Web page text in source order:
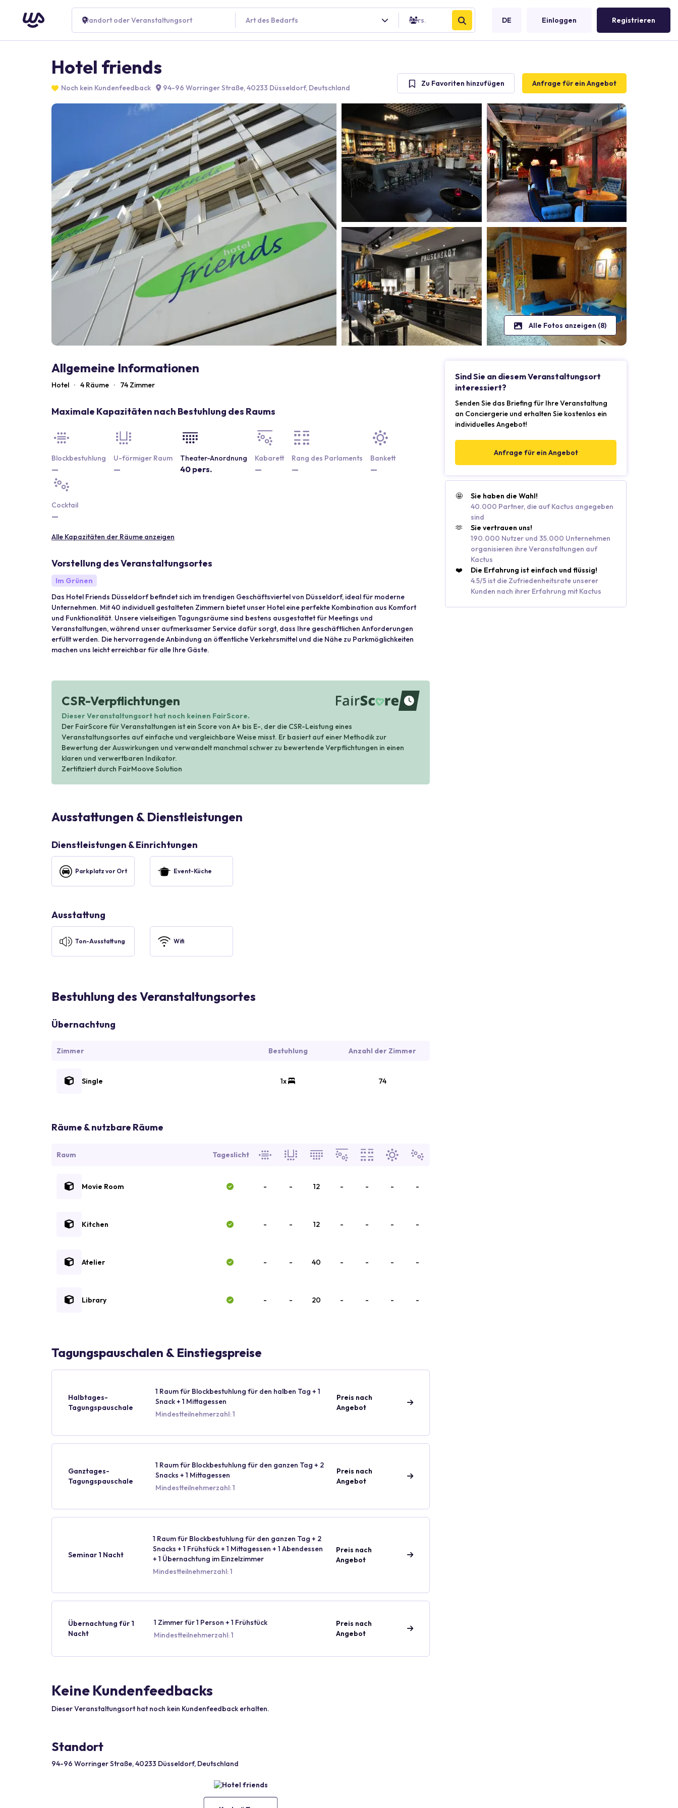
Standort oder Veranstaltungsort Art des Bedarfs Pers. DE Einloggen Registrieren
Hotel friends
Noch kein Kundenfeedback 94-96 Worringer Straße, 40233 Düsseldorf, Deutschland Zu Favoriten hinzufügen Anfrage für ein Angebot
Alle Fotos anzeigen (8)
Allgemeine Informationen
Hotel · 4 Räume · 74 Zimmer
Maximale Kapazitäten nach Bestuhlung des Raums
Blockbestuhlung
—
U-förmiger Raum
—
Theater-Anordnung
40 pers.
Kabarett
—
Rang des Parlaments
—
Bankett
—
Cocktail
—
Alle Kapazitäten der Räume anzeigen
Vorstellung des Veranstaltungsortes
Im Grünen
Das Hotel Friends Düsseldorf befindet sich im trendigen Geschäftsviertel von Düsseldorf, ideal für moderne
Unternehmen. Mit 40 individuell gestalteten Zimmern bietet unser Hotel eine perfekte Kombination aus Komfort
und Funktionalität. Unsere vielseitigen Tagungsräume sind bestens ausgestattet für Meetings und
Veranstaltungen, während unser aufmerksamer Service dafür sorgt, dass Ihre geschäftlichen Anforderungen
erfüllt werden. Die hervorragende Anbindung an öffentliche Verkehrsmittel und die Nähe zu Parkmöglichkeiten
machen uns leicht erreichbar für alle Ihre Gäste.
CSR-Verpflichtungen
waiting
Dieser Veranstaltungsort hat noch keinen FairScore.
Der FairScore für Veranstaltungen ist ein Score von A+ bis E-, der die CSR-Leistung eines
Veranstaltungsortes auf einfache und vergleichbare Weise misst. Er basiert auf einer Methodik zur
Bewertung der Auswirkungen und verwandelt manchmal schwer zu bewertende Verpflichtungen in einen
klaren und verwertbaren Indikator.
Zertifiziert durch FairMoove Solution
Ausstattungen & Dienstleistungen
Dienstleistungen & Einrichtungen
Parkplatz vor Ort Event-Küche
Ausstattung
Ton-Ausstattung Wifi
Bestuhlung des Veranstaltungsortes
Übernachtung
Zimmer Bestuhlung Anzahl der Zimmer
Single 1x 74
Räume & nutzbare Räume
Raum Tageslicht
Movie Room - - 12 - - - -
Kitchen - - 12 - - - -
Atelier - - 40 - - - -
Library - - 20 - - - -
Tagungspauschalen & Einstiegspreise
Halbtages-
Tagungspauschale
1 Raum für Blockbestuhlung für den halben Tag + 1
Snack + 1 Mittagessen
Mindestteilnehmerzahl: 1
Preis nach
Angebot
Ganztages-
Tagungspauschale
1 Raum für Blockbestuhlung für den ganzen Tag + 2
Snacks + 1 Mittagessen
Mindestteilnehmerzahl: 1
Preis nach
Angebot
Seminar 1 Nacht
1 Raum für Blockbestuhlung für den ganzen Tag + 2
Snacks + 1 Frühstück + 1 Mittagessen + 1 Abendessen
+ 1 Übernachtung im Einzelzimmer
Mindestteilnehmerzahl: 1
Preis nach
Angebot
Übernachtung für 1
Nacht
1 Zimmer für 1 Person + 1 Frühstück
Mindestteilnehmerzahl: 1
Preis nach
Angebot
Keine Kundenfeedbacks
Dieser Veranstaltungsort hat noch kein Kundenfeedback erhalten.
Standort
94-96 Worringer Straße, 40233 Düsseldorf, Deutschland
Sind Sie an diesem Veranstaltungsort
interessiert?
Senden Sie das Briefing für Ihre Veranstaltung
an Conciergerie und erhalten Sie kostenlos ein
individuelles Angebot!
Anfrage für ein Angebot
🤩
Sie haben die Wahl!
40.000 Partner, die auf Kactus angegeben
sind
🫶
Sie vertrauen uns!
190.000 Nutzer und 35.000 Unternehmen
organisieren ihre Veranstaltungen auf
Kactus
❤️
Die Erfahrung ist einfach und flüssig!
4.5/5 ist die Zufriedenheitsrate unserer
Kunden nach ihrer Erfahrung mit Kactus